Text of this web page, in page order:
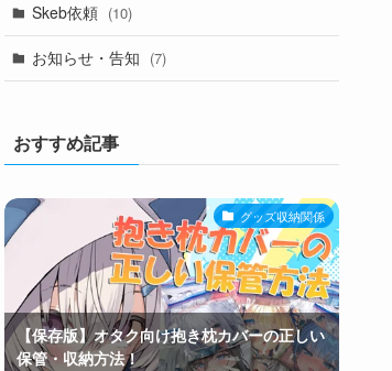
Skeb依頼 (10)
お知らせ・告知 (7)
おすすめ記事
グッズ収納関係
【保存版】オタク向け抱き枕カバーの正しい
保管・収納方法！